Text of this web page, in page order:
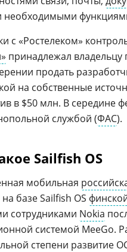
необходимыми
с «Ростелеком»
принадлежал владельцу
продать
на собственные
в $50 млн. В середине
службой (ФАС).
Sailfish OS
мобильная
базе Sailfish OS
сотрудниками Nokia
системой MeeGo.
степени развитие